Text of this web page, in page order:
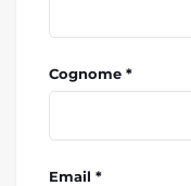
Cognome *
Email *